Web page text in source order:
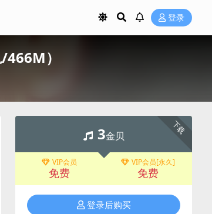
登录
）
下载
3金贝
VIP会员
免费
VIP会员[永久]
免费
登录后购买